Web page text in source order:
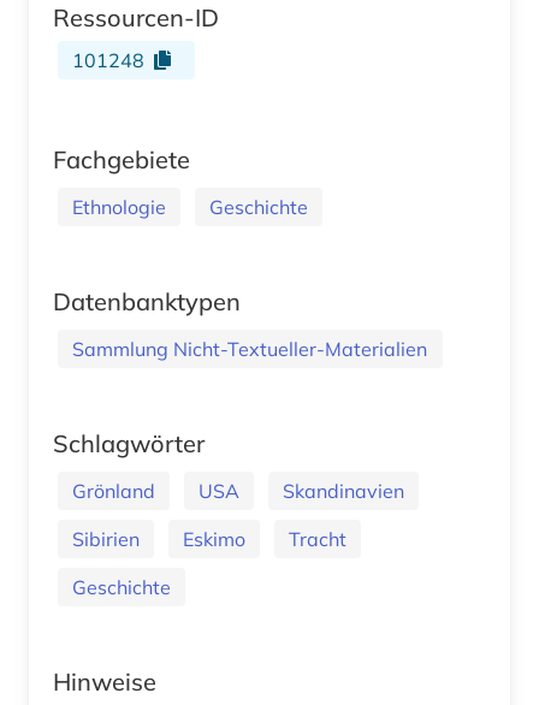
Ressourcen-ID
101248
Fachgebiete
Ethnologie Geschichte
Datenbanktypen
Sammlung Nicht-Textueller-Materialien
Schlagwörter
Grönland USA
Skandinavien
Sibirien
Eskimo
Tracht
Geschichte
Hinweise